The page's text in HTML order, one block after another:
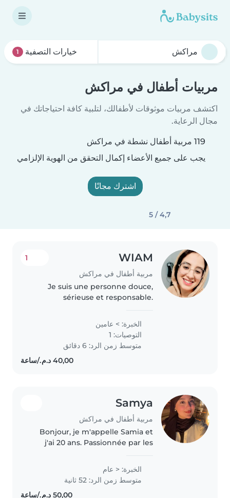
خيارات التصفية 1
مربيات أطفال في مراكش
اكتشف مربيات موثوقات لأطفالك، لتلبية كافة احتياجاتك في
مجال الرعاية.
119 مربية أطفال نشطة في مراكش
يجب على جميع الأعضاء إكمال التحقق من الهوية الإلزامي
اشترك مجانًا
4,7 / 5
WIAM
مربية أطفال في مراكش
1
Je suis une personne douce,
sérieuse et responsable.
importance à la sécurité, au bien-
être et au respect des consignes
des parents. Je crée un
environnement calme..
الخبرة: > عامين
التوصيات: 1
متوسط زمن الرد: 6 دقائق
Samya
مربية أطفال في مراكش
Bonjour, je m'appelle Samia et
j'ai 20 ans. Passionnée par les
créative. Jai 1 ans dexperience en
babysitting .J'ai acquis de
الخبرة: < عام
متوسط زمن الرد: 52 ثانية